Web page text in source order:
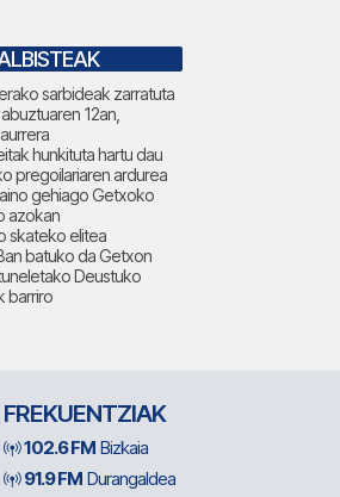
sarbideak zarratuta
12an,
hunkituta hartu dau
pregoilariaren ardurea
gehiago Getxoko
azokan
skateko elitea
batuko da Getxon
Deustuko
barriro
FREKUENTZIAK
102.6 FM Bizkaia
91.9 FM Durangaldea